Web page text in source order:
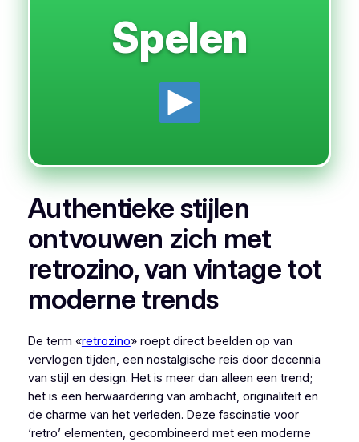
Spelen
Authentieke stijlen
ontvouwen zich met
retrozino, van vintage tot
moderne trends
De term «retrozino» roept direct beelden op van
vervlogen tijden, een nostalgische reis door decennia
van stijl en design. Het is meer dan alleen een trend;
het is een herwaardering van ambacht, originaliteit en
de charme van het verleden. Deze fascinatie voor
‘retro’ elementen, gecombineerd met een moderne